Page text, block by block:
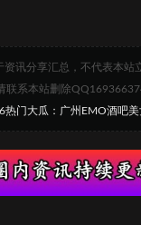
讯分享汇总，不代表本站
联系本站删除
热门大瓜：广州EMO酒吧